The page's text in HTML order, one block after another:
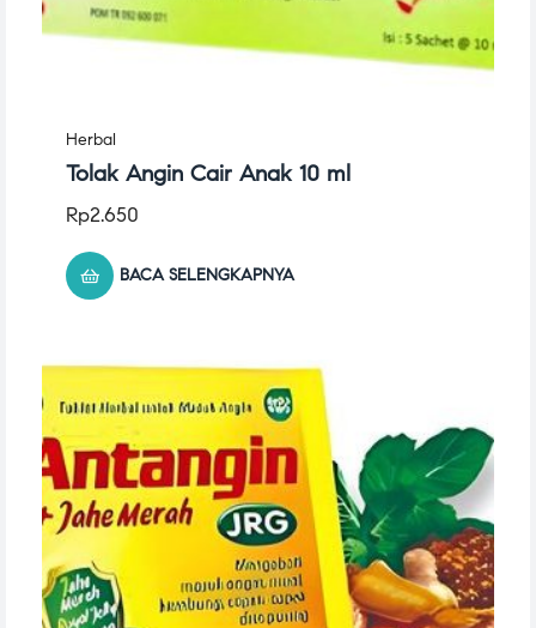
Herbal
Tolak Angin Cair Anak 10 ml
Rp2.650
BACA SELENGKAPNYA